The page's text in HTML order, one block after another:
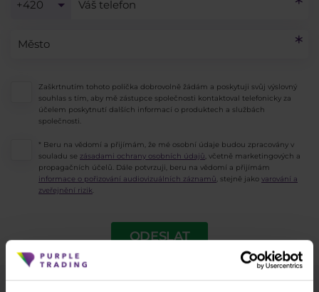
+420
Zaškrtnutím tohoto políčka dobrovolně žádám a poskytuji svůj výslovný
souhlas s tím, aby mě zástupce společnosti kontaktoval telefonicky za
účelem poskytnutí dalších informací o produktech a službách
společnosti.
* Beru na vědomí a přijímám, že mé osobní údaje budou zpracovány v
souladu se zásadami ochrany osobních údajů, včetně marketingových a
propagačních účelů. Dále potvrzuji, beru na vědomí a přijímám
informace o pořizování audiovizuálních záznamů, stejně jako varování a
zveřejnění rizik.
ODESLAT